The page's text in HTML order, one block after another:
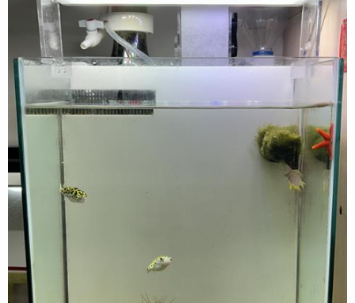
3.換成30x10x高36公分的外置壓克力背濾盒
＊優點：不佔內部空間，水體變多約8-9公升（濾盒裝蛋糕或
小活石濾材）
＊缺點：？？？